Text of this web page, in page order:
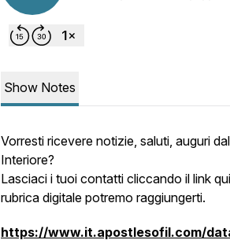
Show Notes
Vorresti ricevere notizie, saluti, auguri
Interiore?
Lasciaci i tuoi contatti cliccando il link
rubrica digitale potremo raggiungerti.
https://www.it.apostlesofil.com/